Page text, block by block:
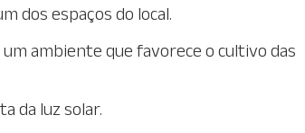
dos espaços do local.
ambiente que favorece o cultivo das
da luz solar.